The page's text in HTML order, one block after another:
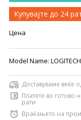
Купувајте до 24
Цена
Model Name:
Доставуваме веќе
Платете во готово
рати
Враќањето на